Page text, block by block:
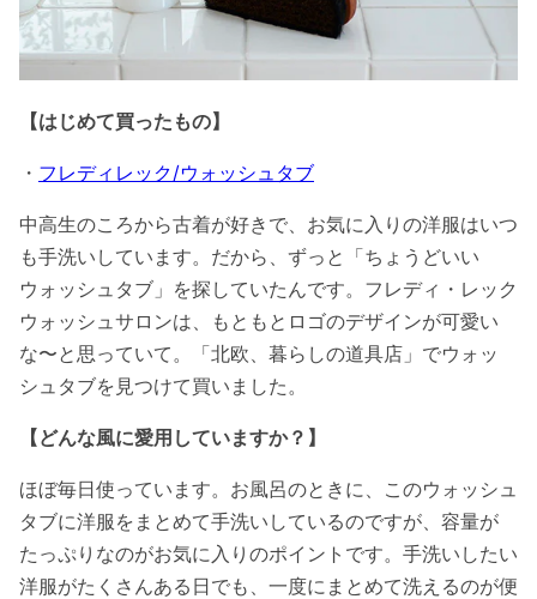
【はじめて買ったもの】
・ フレディレック/ウォッシュタブ
中高生のころから古着が好きで、お気に入りの洋服はいつ
も手洗いしています。だから、ずっと「ちょうどいい
ウォッシュタブ」を探していたんです。フレディ・レック
ウォッシュサロンは、もともとロゴのデザインが可愛い
な〜と思っていて。「北欧、暮らしの道具店」でウォッ
シュタブを見つけて買いました。
【どんな風に愛用していますか？】
ほぼ毎日使っています。お風呂のときに、このウォッシュ
タブに洋服をまとめて手洗いしているのですが、容量が
たっぷりなのがお気に入りのポイントです。手洗いしたい
洋服がたくさんある日でも、一度にまとめて洗えるのが便